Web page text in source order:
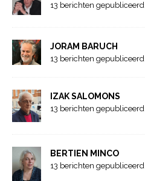
13 berichten gepubliceerd
JORAM BARUCH
13 berichten gepubliceerd
IZAK SALOMONS
13 berichten gepubliceerd
BERTIEN MINCO
13 berichten gepubliceerd